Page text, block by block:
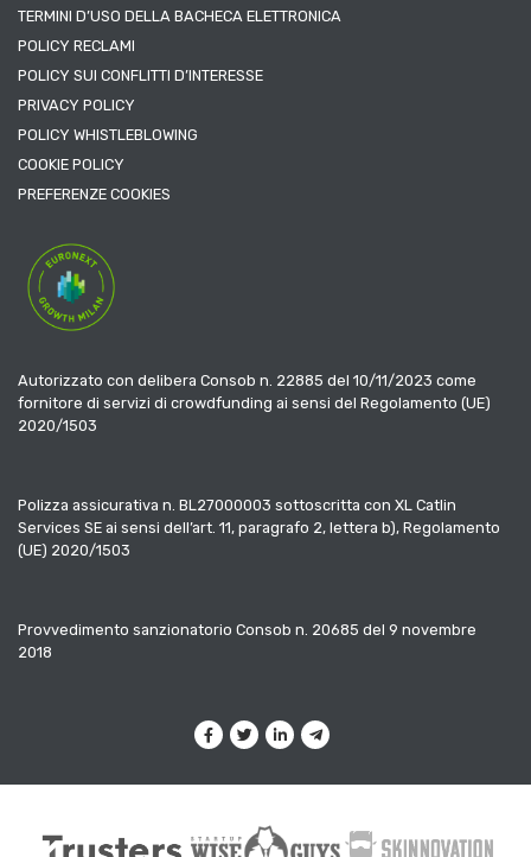
TERMINI D’USO DELLA BACHECA ELETTRONICA
POLICY RECLAMI
POLICY SUI CONFLITTI D’INTERESSE
PRIVACY POLICY
POLICY WHISTLEBLOWING
COOKIE POLICY
PREFERENZE COOKIES
Autorizzato con delibera Consob n. 22885 del 10/11/2023 come
fornitore di servizi di crowdfunding ai sensi del Regolamento (UE)
2020/1503
Polizza assicurativa n. BL27000003 sottoscritta con XL Catlin
Services SE ai sensi dell’art. 11, paragrafo 2, lettera b), Regolamento
(UE) 2020/1503
Provvedimento sanzionatorio Consob n. 20685 del 9 novembre
2018